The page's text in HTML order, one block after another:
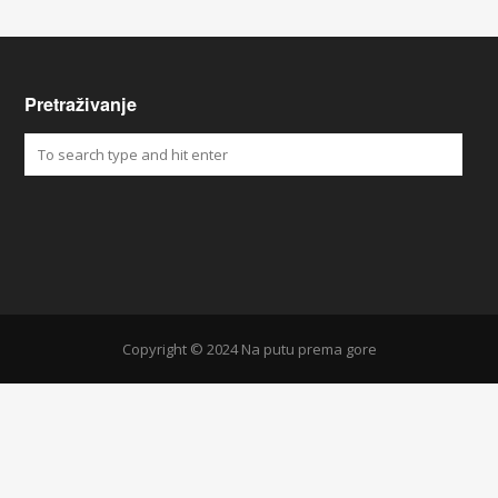
Pretraživanje
Copyright © 2024 Na putu prema gore